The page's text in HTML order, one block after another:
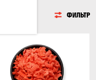
ФИЛЬТР